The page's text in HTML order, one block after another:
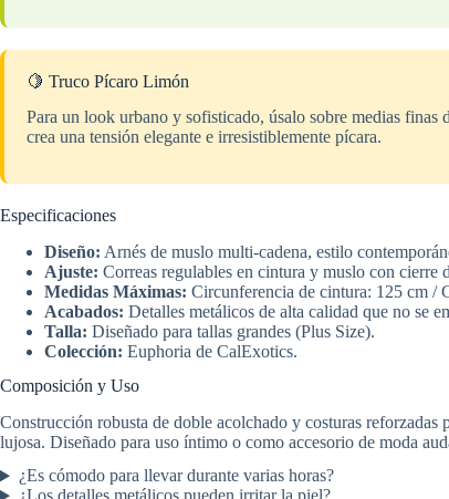
🍋 Truco Pícaro Limón
Para un look urbano y sofisticado, úsalo sobre medias finas
crea una tensión elegante e irresistiblemente pícara.
Especificaciones
Diseño: Arnés de muslo multi-cadena, estilo
Ajuste: Correas regulables en cintura y muslo con cierre
Medidas Máximas: Circunferencia de cintura: 125 cm /
Acabados: Detalles metálicos de alta calidad que no se
Talla: Diseñado para tallas grandes (Plus Size).
Colección: Euphoria de CalExotics.
Composición y Uso
Construcción robusta de doble acolchado y costuras
lujosa. Diseñado para uso íntimo o como accesorio de moda
¿Es cómodo para llevar durante varias horas?